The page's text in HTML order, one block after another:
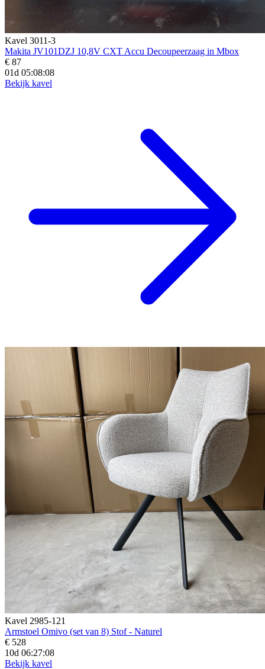
Kavel 3011-3
Makita JV101DZJ 10,8V CXT Accu Decoupeerzaag in Mbox
€ 87
01d 05:08:07
Bekijk kavel
Kavel 2985-121
Armstoel Omivo (set van 8) Stof - Naturel
€ 528
10d 06:27:07
Bekijk kavel